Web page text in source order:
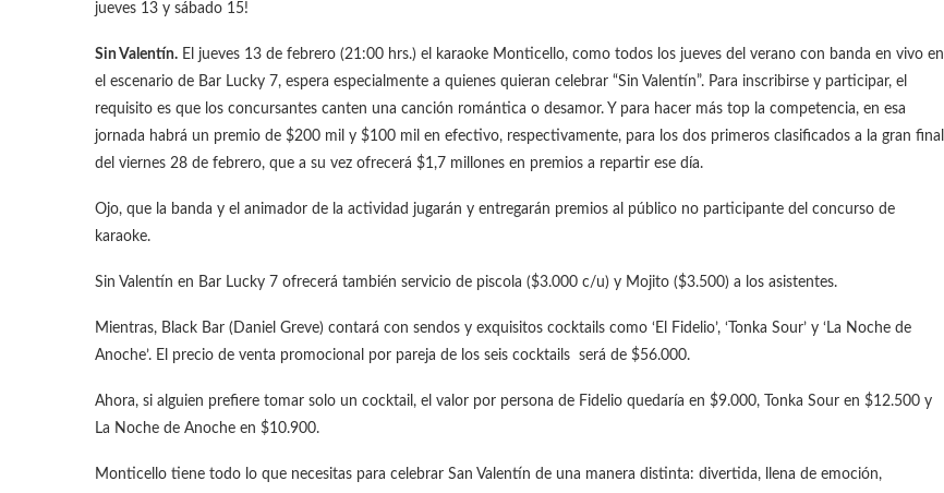
jueves 13 y sábado 15!
Sin Valentín. El jueves 13 de febrero (21:00 hrs.) el karaoke Monticello, como todos los jueves del verano con banda en vivo en
el escenario de Bar Lucky 7, espera especialmente a quienes quieran celebrar “Sin Valentín”. Para inscribirse y participar, el
requisito es que los concursantes canten una canción romántica o desamor. Y para hacer más top la competencia, en esa
jornada habrá un premio de $200 mil y $100 mil en efectivo, respectivamente, para los dos primeros clasificados a la gran final
del viernes 28 de febrero, que a su vez ofrecerá $1,7 millones en premios a repartir ese día.
Ojo, que la banda y el animador de la actividad jugarán y entregarán premios al público no participante del concurso de
karaoke.
Sin Valentín en Bar Lucky 7 ofrecerá también servicio de piscola ($3.000 c/u) y Mojito ($3.500) a los asistentes.
Mientras, Black Bar (Daniel Greve) contará con sendos y exquisitos cocktails como ‘El Fidelio’, ‘Tonka Sour’ y ‘La Noche de
Anoche’. El precio de venta promocional por pareja de los seis cocktails será de $56.000.
Ahora, si alguien prefiere tomar solo un cocktail, el valor por persona de Fidelio quedaría en $9.000, Tonka Sour en $12.500 y
La Noche de Anoche en $10.900.
Monticello tiene todo lo que necesitas para celebrar San Valentín de una manera distinta: divertida, llena de emoción,